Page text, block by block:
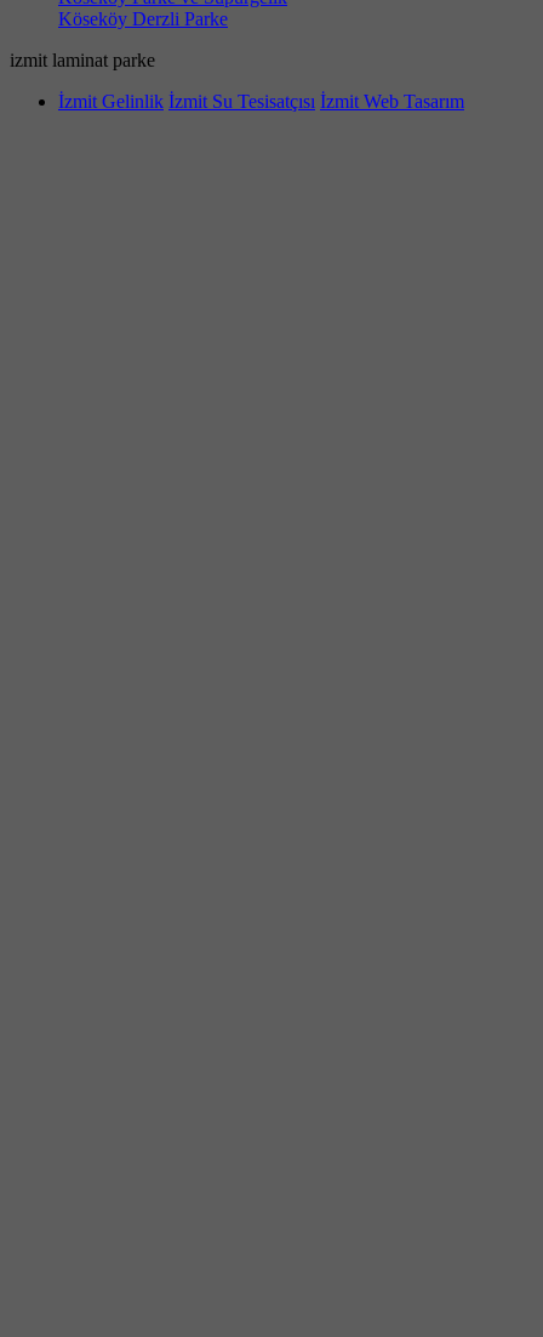
Köseköy Derzli Parke
izmit laminat parke
İzmit Gelinlik İzmit Su Tesisatçısı İzmit Web Tasarım